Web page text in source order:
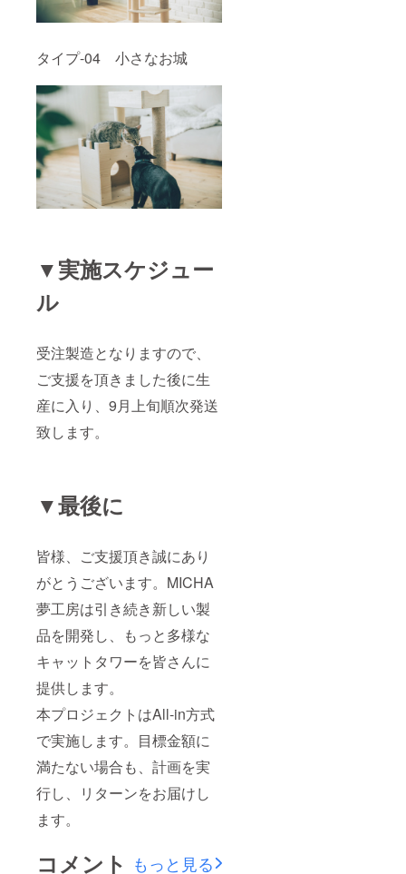
タイプ-04 小さなお城
▼実施スケジュー
ル
受注製造となりますので、
ご支援を頂きました後に生
産に入り、9月上旬順次発送
致します。
▼最後に
皆様、ご支援頂き誠にあり
がとうございます。 MICHA
夢工房は引き続き新しい製
品を開発し、もっと多様な
キャットタワーを皆さんに
提供します。
本プロジェクトはAll-in方式
で実施します。目標金額に
満たない場合も、計画を実
行し、リターンをお届けし
ます。
コメント もっと見る